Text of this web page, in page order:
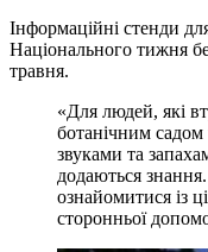
Інформаційні стенди
Національного тижня
травня.
«Для людей, які
ботанічним
звуками та
додаються
ознайомитися із
сторонньої